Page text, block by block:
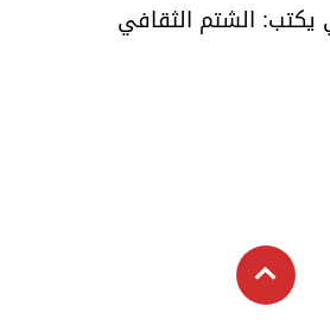
يكتب: الشتم الثقافي